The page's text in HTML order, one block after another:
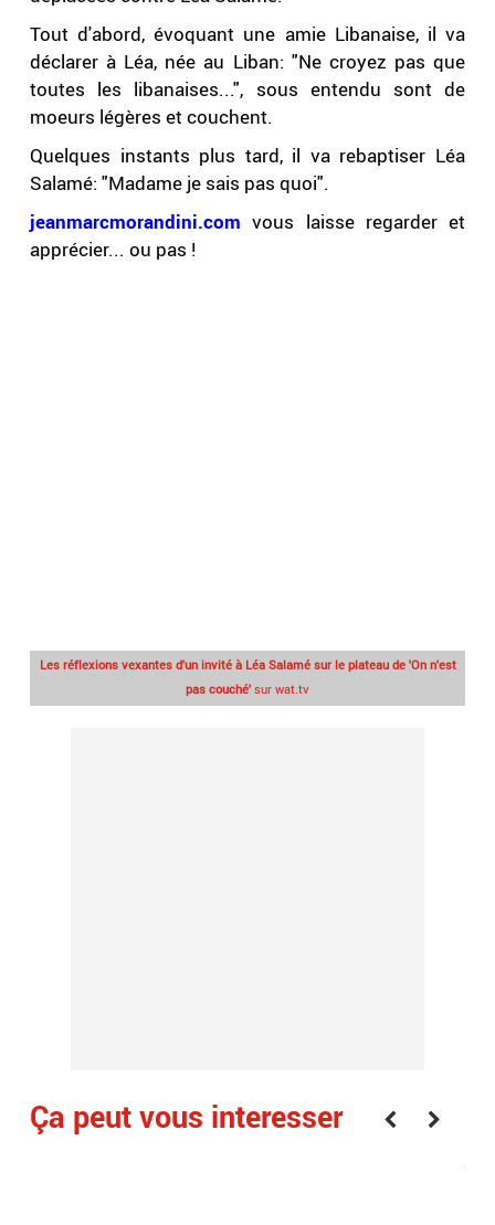
Tout d'abord, évoquant une amie Libanaise, il va
déclarer à Léa, née au Liban: "Ne croyez pas que
toutes les libanaises...", sous entendu sont de
moeurs légères et couchent.
Quelques instants plus tard, il va rebaptiser Léa
Salamé: "Madame je sais pas quoi".
jeanmarcmorandini.com vous laisse regarder et
apprécier... ou pas !
Les réflexions vexantes d'un invité à Léa Salamé sur le plateau de 'On n'est
pas couché' sur wat.tv
Ça peut vous interesser